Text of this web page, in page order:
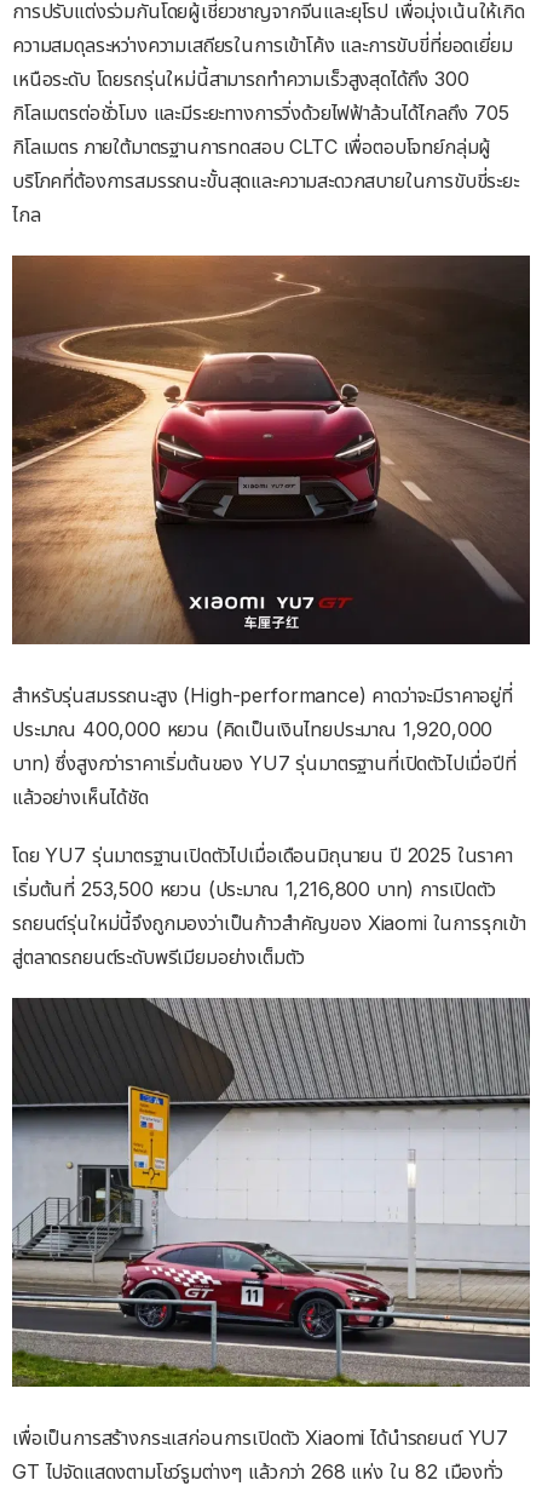
การปรับแต่งร่วมกันโดยผู้เชี่ยวชาญจากจีนและยุโรป เพื่อมุ่งเน้นให้เกิด
ความสมดุลระหว่างความเสถียรในการเข้าโค้ง และการขับขี่ที่ยอดเยี่ยม
เหนือระดับ โดยรถรุ่นใหม่นี้สามารถทำความเร็วสูงสุดได้ถึง 300
กิโลเมตรต่อชั่วโมง และมีระยะทางการวิ่งด้วยไฟฟ้าล้วนได้ไกลถึง 705
กิโลเมตร ภายใต้มาตรฐานการทดสอบ CLTC เพื่อตอบโจทย์กลุ่มผู้
บริโภคที่ต้องการสมรรถนะขั้นสุดและความสะดวกสบายในการขับขี่ระยะ
ไกล
สำหรับรุ่นสมรรถนะสูง (High-performance) คาดว่าจะมีราคาอยู่ที่
ประมาณ 400,000 หยวน (คิดเป็นเงินไทยประมาณ 1,920,000
บาท) ซึ่งสูงกว่าราคาเริ่มต้นของ YU7 รุ่นมาตรฐานที่เปิดตัวไปเมื่อปีที่
แล้วอย่างเห็นได้ชัด
โดย YU7 รุ่นมาตรฐานเปิดตัวไปเมื่อเดือนมิถุนายน ปี 2025 ในราคา
เริ่มต้นที่ 253,500 หยวน (ประมาณ 1,216,800 บาท) การเปิดตัว
รถยนต์รุ่นใหม่นี้จึงถูกมองว่าเป็นก้าวสำคัญของ Xiaomi ในการรุกเข้า
สู่ตลาดรถยนต์ระดับพรีเมียมอย่างเต็มตัว
เพื่อเป็นการสร้างกระแสก่อนการเปิดตัว Xiaomi ได้นำรถยนต์ YU7
GT ไปจัดแสดงตามโชว์รูมต่างๆ แล้วกว่า 268 แห่ง ใน 82 เมืองทั่ว